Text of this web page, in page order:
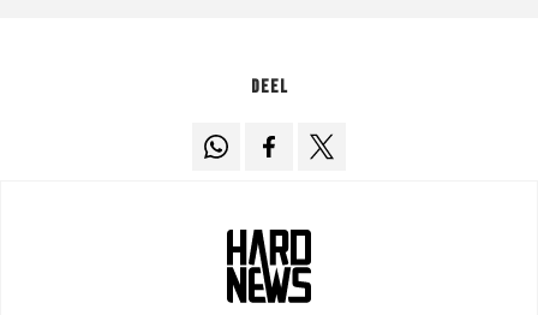
Deel